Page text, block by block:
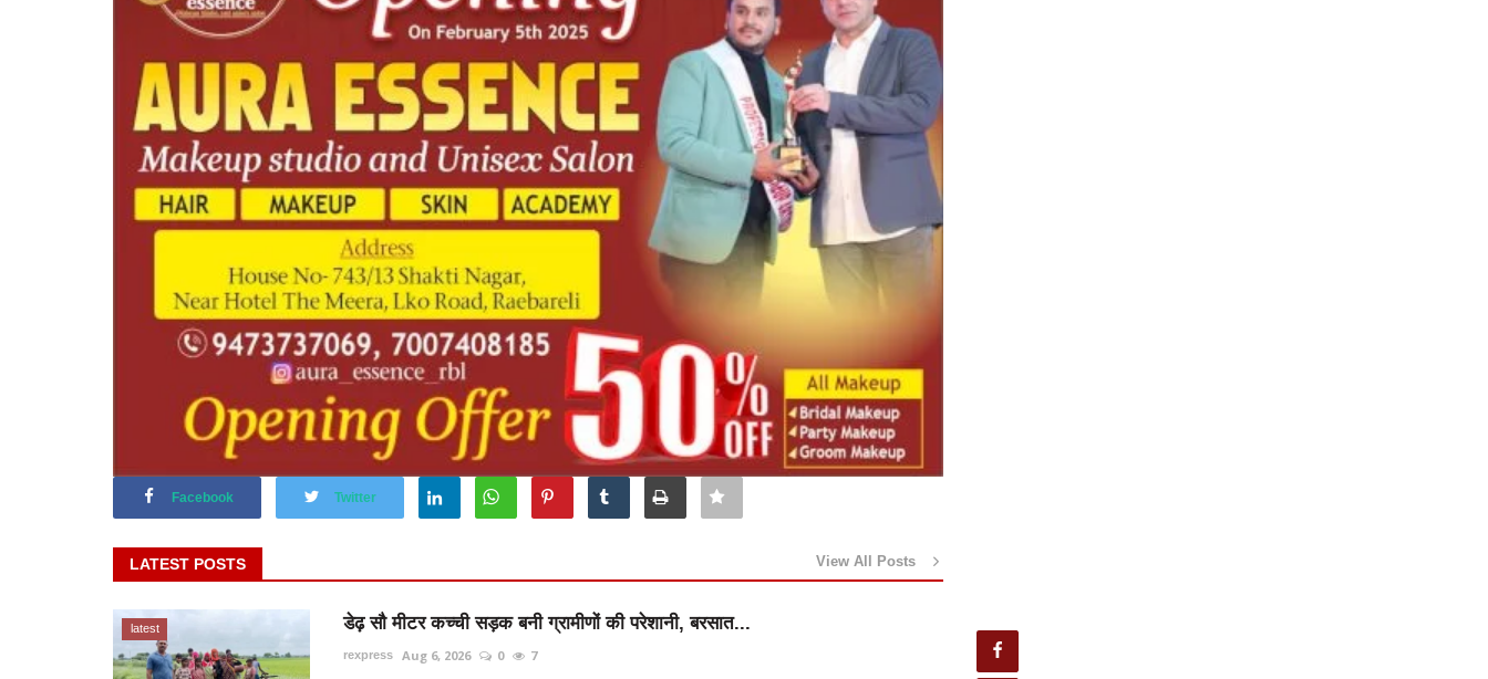
Facebook Twitter
LATEST POSTS View All Posts
latest डेढ़ सौ मीटर कच्ची सड़क बनी ग्रामीणों की परेशानी, बरसात...
rexpress Aug 6, 2026 0 7